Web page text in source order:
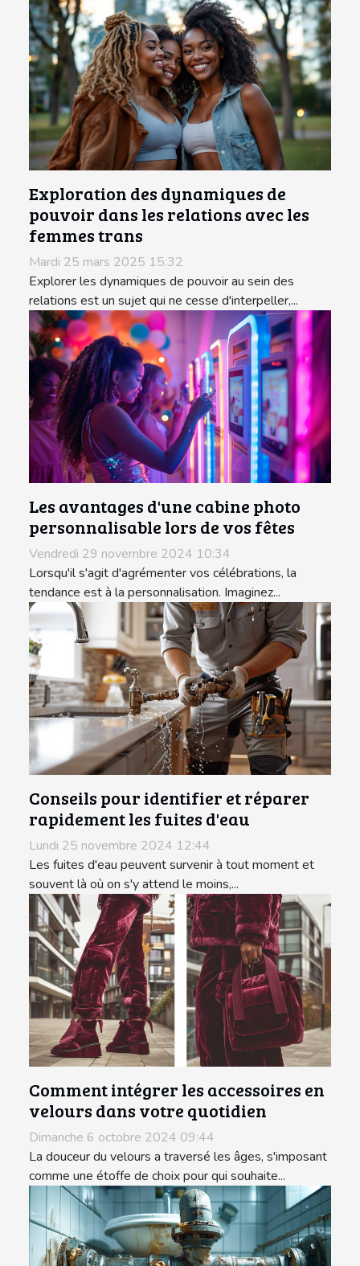
Exploration des dynamiques de
pouvoir dans les relations avec les
femmes trans
Mardi 25 mars 2025 15:32
Explorer les dynamiques de pouvoir au sein des
relations est un sujet qui ne cesse d'interpeller,...
Les avantages d'une cabine photo
personnalisable lors de vos fêtes
Vendredi 29 novembre 2024 10:34
Lorsqu'il s'agit d'agrémenter vos célébrations, la
tendance est à la personnalisation. Imaginez...
Conseils pour identifier et réparer
rapidement les fuites d'eau
Lundi 25 novembre 2024 12:44
Les fuites d'eau peuvent survenir à tout moment et
souvent là où on s'y attend le moins,...
Comment intégrer les accessoires en
velours dans votre quotidien
Dimanche 6 octobre 2024 09:44
La douceur du velours a traversé les âges, s'imposant
comme une étoffe de choix pour qui souhaite...